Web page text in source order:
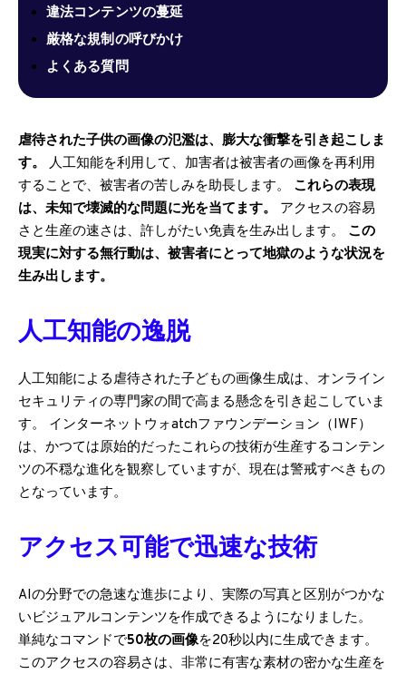
違法コンテンツの蔓延
厳格な規制の呼びかけ
よくある質問
虐待された子供の画像の氾濫は、膨大な衝撃を引き起こしま
す。
人工知能を利用して、加害者は被害者の画像を再利用
することで、被害者の苦しみを助長します。 これらの表現
は、未知で壊滅的な問題に光を当てます。
アクセスの容易
さと生産の速さは、許しがたい免責を生み出します。 この
現実に対する無行動は、被害者にとって地獄のような状況を
生み出します。
人工知能の逸脱
人工知能による虐待された子どもの画像生成は、オンライン
セキュリティの専門家の間で高まる懸念を引き起こしていま
す。 インターネットウォatchファウンデーション（IWF）
は、かつては原始的だったこれらの技術が生産するコンテン
ツの不穏な進化を観察していますが、現在は警戒すべきもの
となっています。
アクセス可能で迅速な技術
AIの分野での急速な進歩により、実際の写真と区別がつかな
いビジュアルコンテンツを作成できるようになりました。
単純なコマンドで50枚の画像を20秒以内に生成できます。
このアクセスの容易さは、非常に有害な素材の密かな生産を